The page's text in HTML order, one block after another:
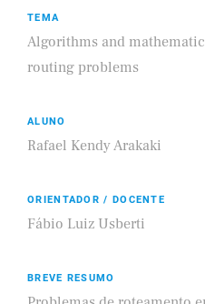
TEMA
Algorithms and
routing problems
ALUNO
Rafael Kendy Arakaki
ORIENTADOR / DOCENTE
Fábio Luiz Usberti
BREVE RESUMO